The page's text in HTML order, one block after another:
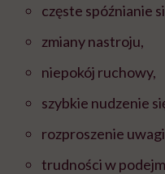
częste spóźnianie
zmiany nastroju,
niepokój ruchowy,
szybkie nudzenie
rozproszenie
trudności w